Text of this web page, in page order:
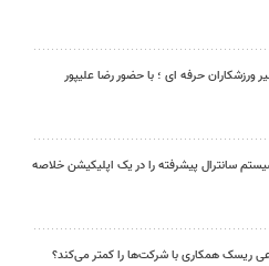
حرفه ای ؛ با حضور رضا علیپور
سانترال پیشرفته را در یک اپلیکیشن خلاصه
ریسک همکاری با شرکت‌ها را کمتر می‌کند؟